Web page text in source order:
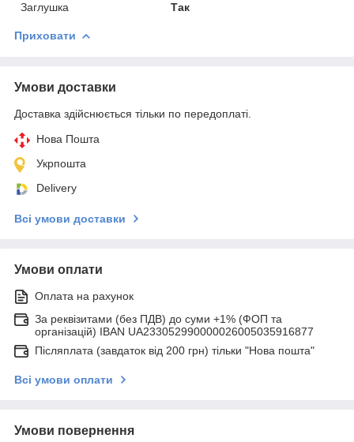
Заглушка
Так
Приховати
Умови доставки
Доставка здійснюється тільки по передоплаті.
Нова Пошта
Укрпошта
Delivery
Всі умови доставки
Умови оплати
Оплата на рахунок
За реквізитами (без ПДВ) до суми +1% (ФОП та
організацій) IBAN UA233052990000026005035916877
Післяплата (завдаток від 200 грн) тільки "Нова пошта"
Всі умови оплати
Умови повернення